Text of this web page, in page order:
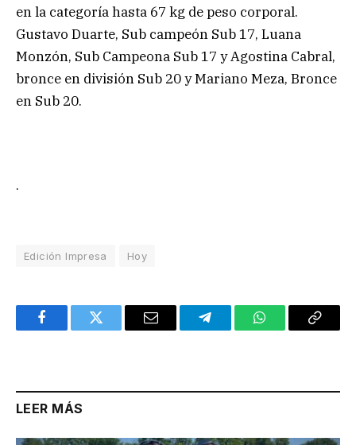
en la categoría hasta 67 kg de peso corporal.
Gustavo Duarte, Sub campeón Sub 17, Luana
Monzón, Sub Campeona Sub 17 y Agostina Cabral,
bronce en división Sub 20 y Mariano Meza, Bronce
en Sub 20.
.
Edición Impresa Hoy
FacebookTwitter Email TelegramWhatsAppCopy
LEER MÁS